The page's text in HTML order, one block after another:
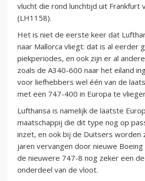
vlucht die rond lunchtijd uit Frankfurt
(LH1158).
Het is niet de eerste keer dat
naar Mallorca vliegt: dat is al eerder
piekperiodes, en ook zijn er al
zoals de A340-600 naar het eiland
voor liefhebbers wel één van de
met een 747-400 in Europa te
Lufthansa is namelijk de laatste
maatschappij die dit type nog op
inzet, en ook bij de Duitsers worden
jaren vervangen door nieuwe Boeing
de nieuwere 747-8 nog zeker een
onderdeel van de vloot.